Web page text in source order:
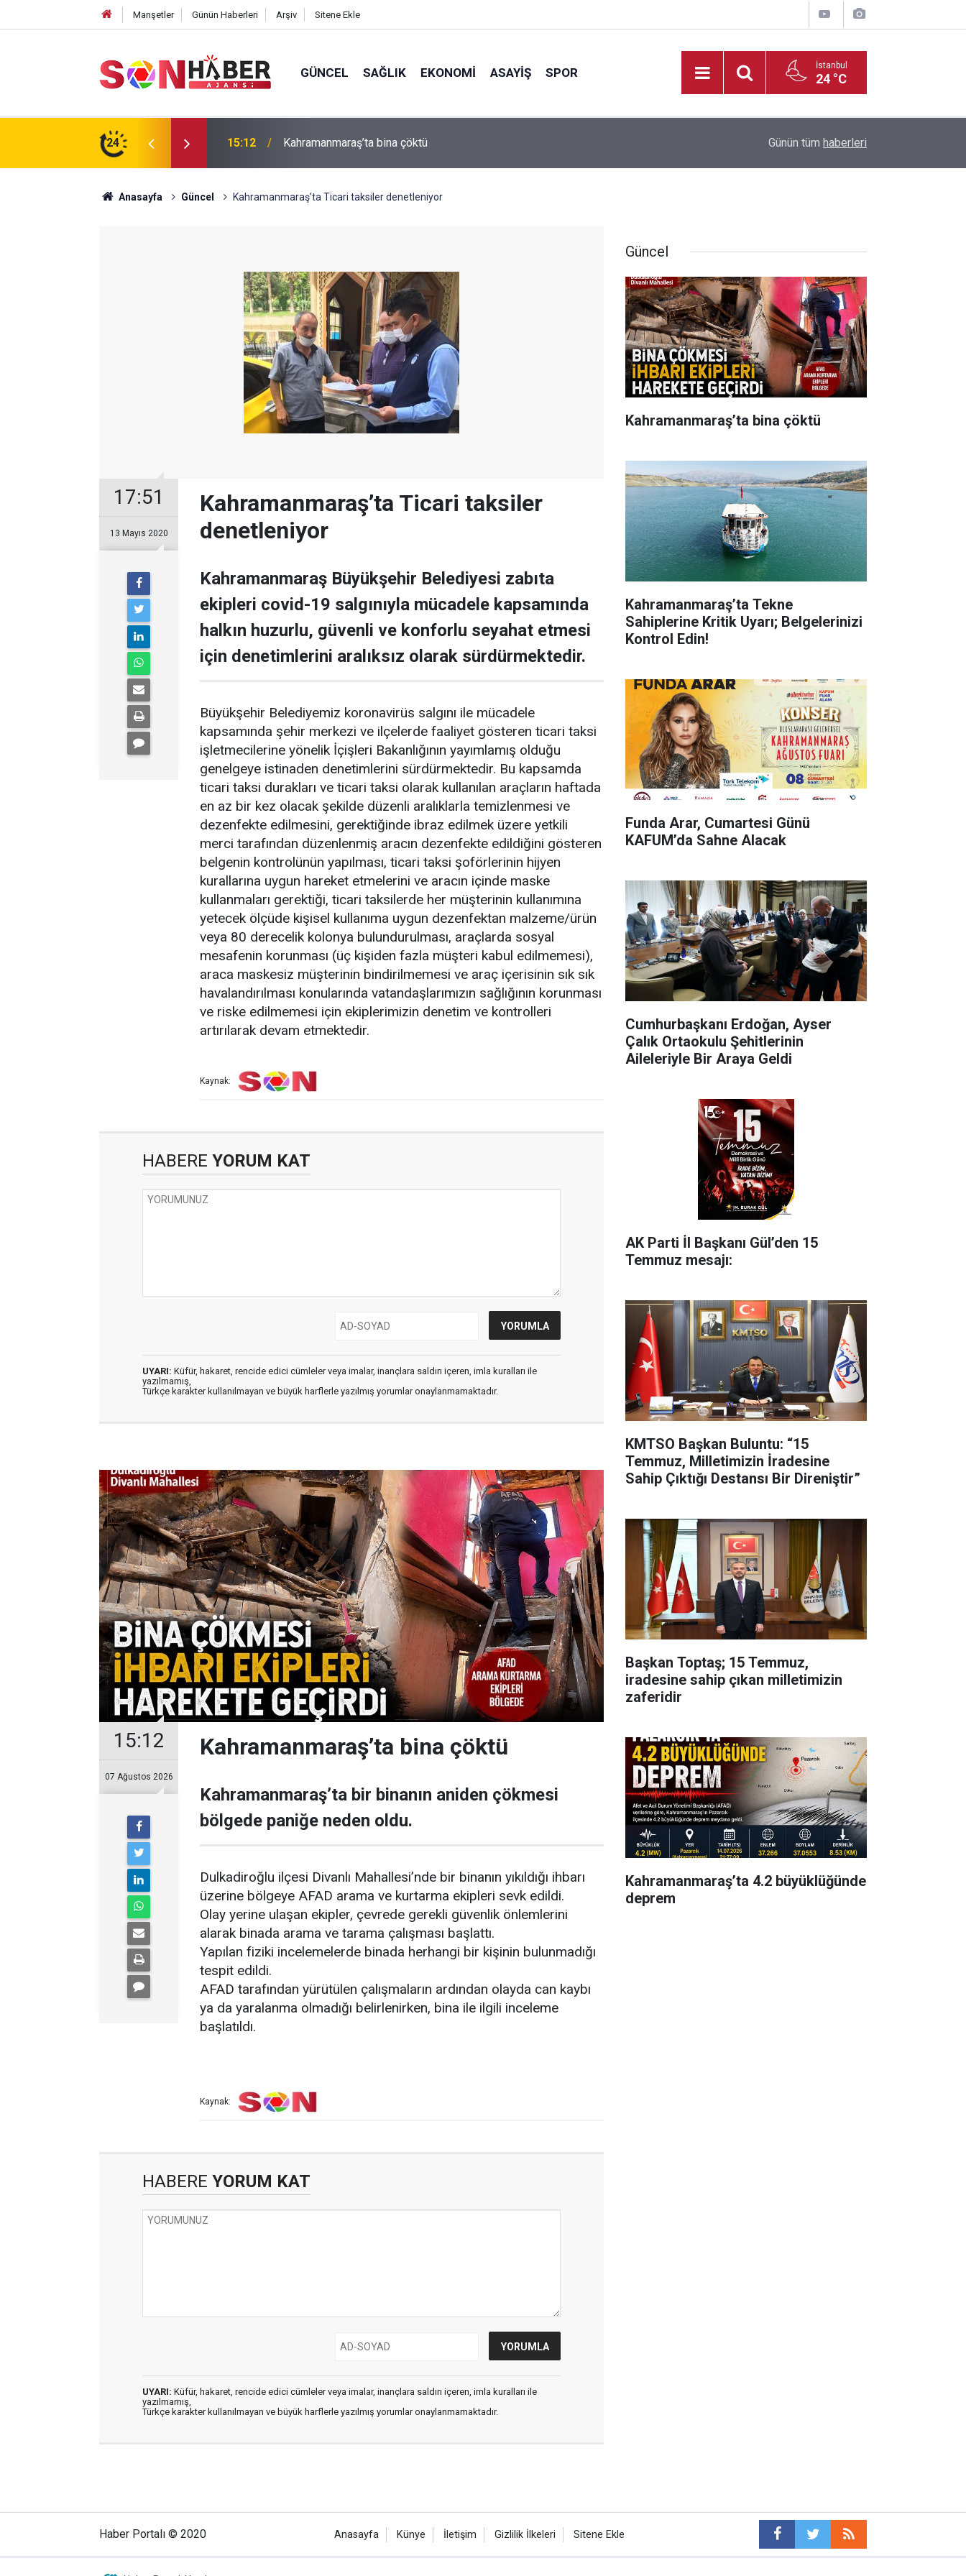
Manşetler Günün Haberleri Arşiv Sitene Ekle
GÜNCEL SAĞLIK EKONOMI ASAYIŞ SPOR İstanbul
24 °C
24 14:41 Uluslararası Bisiklet Yarışması’nda En Zorlu Etap Tamamlandı Kahramanmaraş’ta Tekne Sahiplerine Kritik
Günün tüm haberleri
Anasayfa Güncel Kahramanmaraş’ta Ticari taksiler denetleniyor
17:51
13 Mayıs 2020
Kahramanmaraş’ta Ticari taksiler
denetleniyor
Kahramanmaraş Büyükşehir Belediyesi zabıta
ekipleri covid-19 salgınıyla mücadele kapsamında
halkın huzurlu, güvenli ve konforlu seyahat etmesi
için denetimlerini aralıksız olarak sürdürmektedir.
Büyükşehir Belediyemiz koronavirüs salgını ile mücadele
kapsamında şehir merkezi ve ilçelerde faaliyet gösteren ticari taksi
işletmecilerine yönelik İçişleri Bakanlığının yayımlamış olduğu
genelgeye istinaden denetimlerini sürdürmektedir. Bu kapsamda
ticari taksi durakları ve ticari taksi olarak kullanılan araçların haftada
en az bir kez olacak şekilde düzenli aralıklarla temizlenmesi ve
dezenfekte edilmesini, gerektiğinde ibraz edilmek üzere yetkili
merci tarafından düzenlenmiş aracın dezenfekte edildiğini gösteren
belgenin kontrolünün yapılması, ticari taksi şoförlerinin hijyen
kurallarına uygun hareket etmelerini ve aracın içinde maske
kullanmaları gerektiği, ticari taksilerde her müşterinin kullanımına
yetecek ölçüde kişisel kullanıma uygun dezenfektan malzeme/ürün
veya 80 derecelik kolonya bulundurulması, araçlarda sosyal
mesafenin korunması (üç kişiden fazla müşteri kabul edilmemesi),
araca maskesiz müşterinin bindirilmemesi ve araç içerisinin sık sık
havalandırılması konularında vatandaşlarımızın sağlığının korunması
ve riske edilmemesi için ekiplerimizin denetim ve kontrolleri
artırılarak devam etmektedir.
Kaynak:
HABERE YORUM KAT
UYARI: Küfür, hakaret, rencide edici cümleler veya imalar, inançlara saldırı içeren, imla kuralları ile
yazılmamış,
Türkçe karakter kullanılmayan ve büyük harflerle yazılmış yorumlar onaylanmamaktadır.
15:12
07 Ağustos 2026
Kahramanmaraş’ta bina çöktü
Kahramanmaraş’ta bir binanın aniden çökmesi
bölgede paniğe neden oldu.
Dulkadiroğlu ilçesi Divanlı Mahallesi’nde bir binanın yıkıldığı ihbarı
üzerine bölgeye AFAD arama ve kurtarma ekipleri sevk edildi.
Olay yerine ulaşan ekipler, çevrede gerekli güvenlik önlemlerini
alarak binada arama ve tarama çalışması başlattı.
Yapılan fiziki incelemelerde binada herhangi bir kişinin bulunmadığı
tespit edildi.
AFAD tarafından yürütülen çalışmaların ardından olayda can kaybı
ya da yaralanma olmadığı belirlenirken, bina ile ilgili inceleme
başlatıldı.
Kaynak:
HABERE YORUM KAT
UYARI: Küfür, hakaret, rencide edici cümleler veya imalar, inançlara saldırı içeren, imla kuralları ile
yazılmamış,
Türkçe karakter kullanılmayan ve büyük harflerle yazılmış yorumlar onaylanmamaktadır.
Güncel
Kahramanmaraş’ta bina çöktü
Kahramanmaraş’ta Tekne
Sahiplerine Kritik Uyarı; Belgelerinizi
Kontrol Edin!
Funda Arar, Cumartesi Günü
KAFUM’da Sahne Alacak
Cumhurbaşkanı Erdoğan, Ayser
Çalık Ortaokulu Şehitlerinin
Aileleriyle Bir Araya Geldi
AK Parti İl Başkanı Gül’den 15
Temmuz mesajı:
KMTSO Başkan Buluntu: “15
Temmuz, Milletimizin İradesine
Sahip Çıktığı Destansı Bir Direniştir”
Başkan Toptaş; 15 Temmuz,
iradesine sahip çıkan milletimizin
zaferidir
Kahramanmaraş’ta 4.2 büyüklüğünde
deprem
Haber Portalı © 2020 Anasayfa Künye İletişim Gizlilik İlkeleri Sitene Ekle